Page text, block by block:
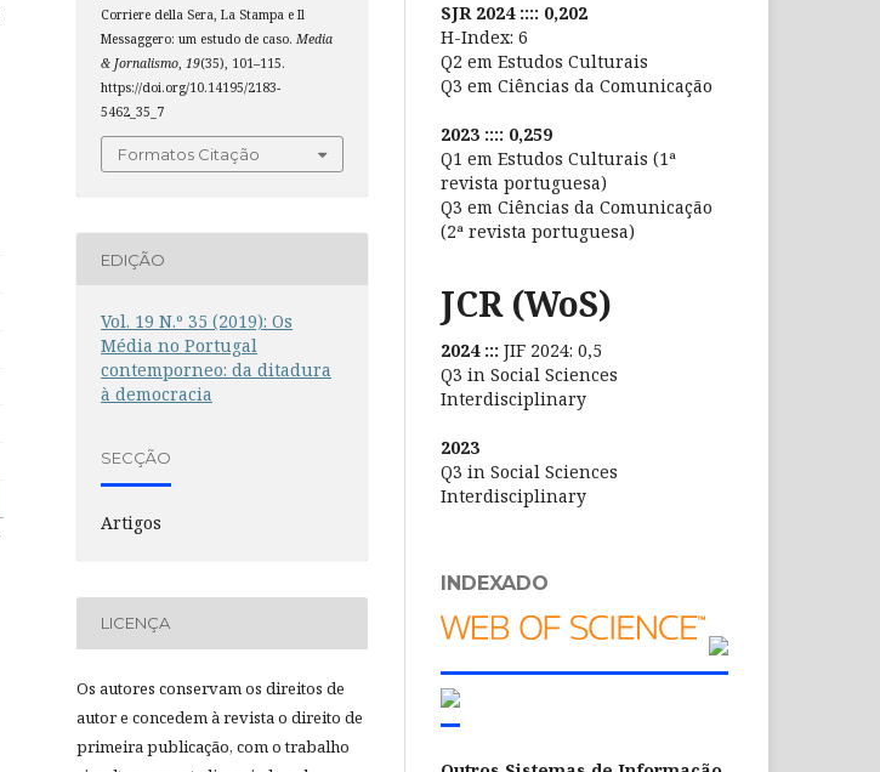
Corriere della Sera, La Stampa e Il
Messaggero: um estudo de caso.Media
& Jornalismo,19(35), 101–115.
https://doi.org/10.14195/2183-
5462_35_7
Formatos Citação
EDIÇÃO
Vol. 19 N.º 35 (2019): Os
Média no Portugal
contemporneo: da ditadura
à democracia
SECÇÃO
Artigos
LICENÇA
Os autores conservam os direitos de
autor e concedem à revista o direito de
primeira publicação, com o trabalho
SJR 2024 :::: 0,202
H-Index: 6
Q2 em Estudos Culturais
Q3 em Ciências da Comunicação
2023 :::: 0,259
Q1 em Estudos Culturais (1ª
revista portuguesa)
Q3 em Ciências da Comunicação
(2ª revista portuguesa)
JCR (WoS)
2024 ::: JIF 2024: 0,5
Q3 in Social Sciences
Interdisciplinary
2023
Q3 in Social Sciences
Interdisciplinary
INDEXADO